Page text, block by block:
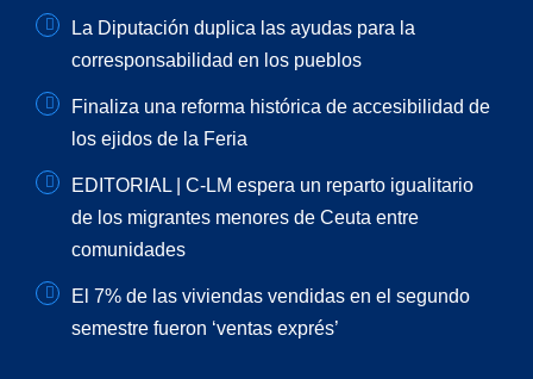
La Diputación duplica las ayudas para la
corresponsabilidad en los pueblos
Finaliza una reforma histórica de accesibilidad de
los ejidos de la Feria
EDITORIAL | C-LM espera un reparto igualitario
de los migrantes menores de Ceuta entre
comunidades
El 7% de las viviendas vendidas en el segundo
semestre fueron ‘ventas exprés’